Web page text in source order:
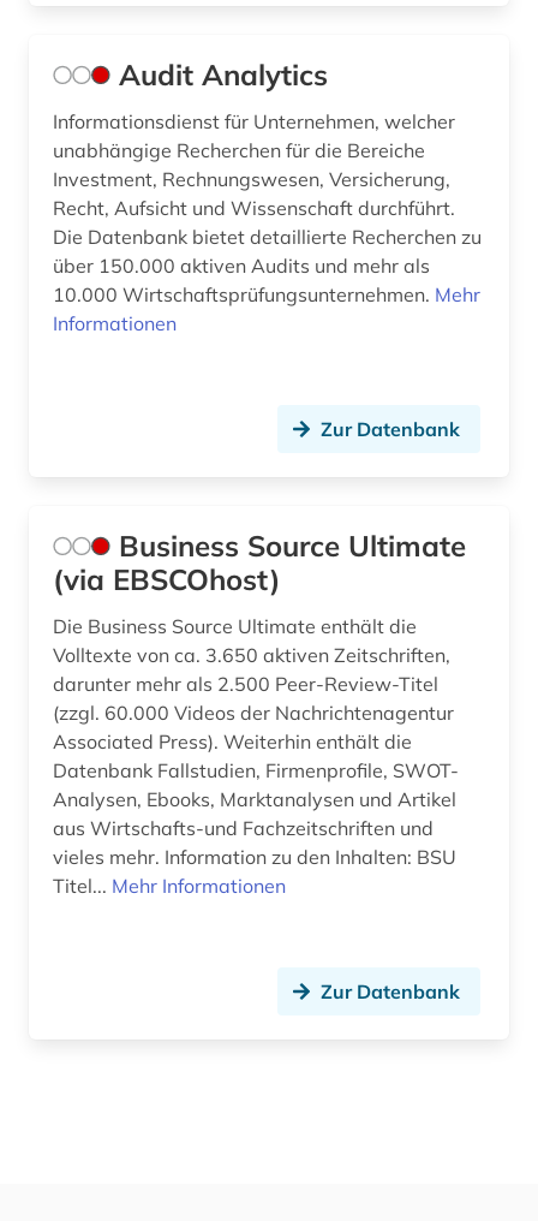
Audit Analytics
Informationsdienst für Unternehmen, welcher
unabhängige Recherchen für die Bereiche
Investment, Rechnungswesen, Versicherung,
Recht, Aufsicht und Wissenschaft durchführt.
Die Datenbank bietet detaillierte Recherchen zu
über 150.000 aktiven Audits und mehr als
10.000 Wirtschaftsprüfungsunternehmen. Mehr
Informationen
Zur Datenbank
Business Source Ultimate
(via EBSCOhost)
Die Business Source Ultimate enthält die
Volltexte von ca. 3.650 aktiven Zeitschriften,
darunter mehr als 2.500 Peer-Review-Titel
(zzgl. 60.000 Videos der Nachrichtenagentur
Associated Press). Weiterhin enthält die
Datenbank Fallstudien, Firmenprofile, SWOT-
Analysen, Ebooks, Marktanalysen und Artikel
aus Wirtschafts-und Fachzeitschriften und
vieles mehr. Information zu den Inhalten: BSU
Titel... Mehr Informationen
Zur Datenbank